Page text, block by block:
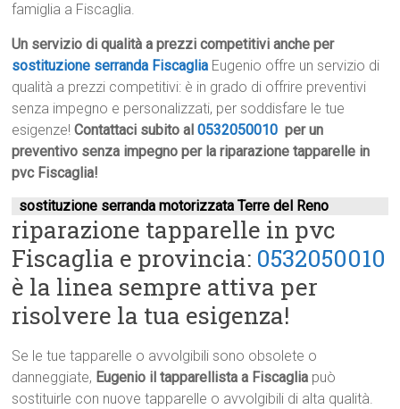
famiglia a Fiscaglia.
Un servizio di qualità a prezzi competitivi anche per
sostituzione serranda Fiscaglia Eugenio offre un servizio di
qualità a prezzi competitivi: è in grado di offrire preventivi
senza impegno e personalizzati, per soddisfare le tue
esigenze!Contattaci subito al0532050010 per un
preventivo senza impegno per la riparazione tapparelle in
pvc Fiscaglia!
sostituzione serranda motorizzata Terre del Reno
riparazione tapparelle in pvc
Fiscaglia e provincia: 0532050010
è la linea sempre attiva per
risolvere la tua esigenza!
Se le tue tapparelle o avvolgibili sono obsolete o
danneggiate, Eugenio il tapparellista a Fiscaglia può
sostituirle con nuove tapparelle o avvolgibili di alta qualità.